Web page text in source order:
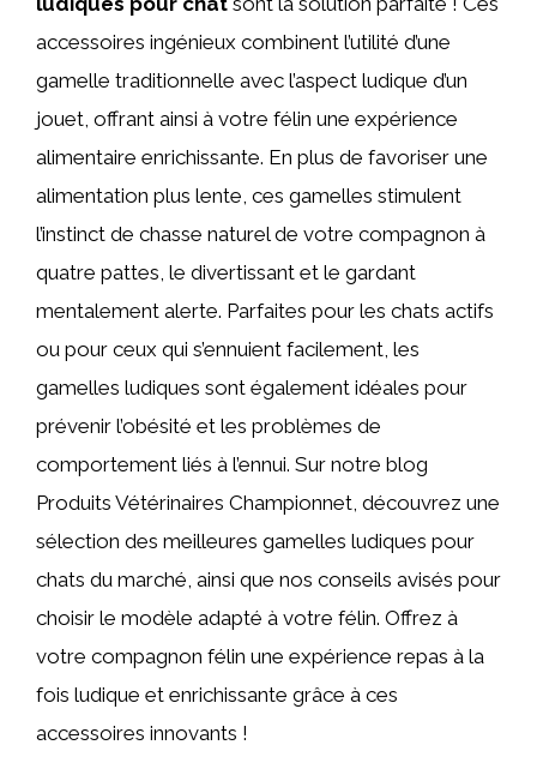
accessoires ingénieux combinent l’utilité d’une
gamelle traditionnelle avec l’aspect ludique d’un
jouet, offrant ainsi à votre félin une expérience
alimentaire enrichissante. En plus de favoriser une
alimentation plus lente, ces gamelles stimulent
l’instinct de chasse naturel de votre compagnon à
quatre pattes, le divertissant et le gardant
mentalement alerte. Parfaites pour les chats actifs
ou pour ceux qui s’ennuient facilement, les
gamelles ludiques sont également idéales pour
prévenir l’obésité et les problèmes de
comportement liés à l’ennui. Sur notre blog
Produits Vétérinaires Championnet, découvrez une
sélection des meilleures gamelles ludiques pour
chats du marché, ainsi que nos conseils avisés pour
choisir le modèle adapté à votre félin. Offrez à
votre compagnon félin une expérience repas à la
fois ludique et enrichissante grâce à ces
accessoires innovants !